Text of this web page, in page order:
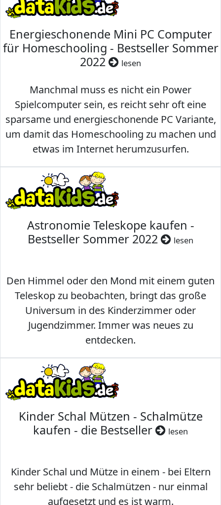
Energieschonende Mini PC Computer
für Homeschooling - Bestseller Sommer
2022
lesen
Manchmal muss es nicht ein Power
Spielcomputer sein, es reicht sehr oft eine
sparsame und energieschonende PC Variante,
um damit das Homeschooling zu machen und
etwas im Internet herumzusurfen.
Astronomie Teleskope kaufen -
Bestseller Sommer 2022
lesen
Den Himmel oder den Mond mit einem guten
Teleskop zu beobachten, bringt das große
Universum in des Kinderzimmer oder
Jugendzimmer. Immer was neues zu
entdecken.
Kinder Schal Mützen - Schalmütze
kaufen - die Bestseller
lesen
Kinder Schal und Mütze in einem - bei Eltern
sehr beliebt - die Schalmützen - nur einmal
aufgesetzt und es ist warm.